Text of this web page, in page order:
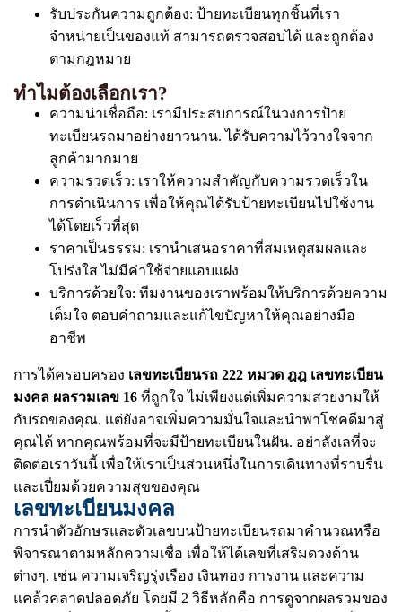
รับประกันความถูกต้อง: ป้ายทะเบียนทุกชิ้นที่เรา
จำหน่ายเป็นของแท้ สามารถตรวจสอบได้ และถูกต้อง
ตามกฎหมาย
ทำไมต้องเลือกเรา?
ความน่าเชื่อถือ: เรามีประสบการณ์ในวงการป้าย
ทะเบียนรถมาอย่างยาวนาน. ได้รับความไว้วางใจจาก
ลูกค้ามากมาย
ความรวดเร็ว: เราให้ความสำคัญกับความรวดเร็วใน
การดำเนินการ เพื่อให้คุณได้รับป้ายทะเบียนไปใช้งาน
ได้โดยเร็วที่สุด
ราคาเป็นธรรม: เรานำเสนอราคาที่สมเหตุสมผลและ
โปร่งใส ไม่มีค่าใช้จ่ายแอบแฝง
บริการด้วยใจ: ทีมงานของเราพร้อมให้บริการด้วยความ
เต็มใจ ตอบคำถามและแก้ไขปัญหาให้คุณอย่างมือ
อาชีพ
การได้ครอบครอง เลขทะเบียนรถ 222 หมวด ฎฎ เลขทะเบียน
มงคล ผลรวมเลข 16 ที่ถูกใจ ไม่เพียงแต่เพิ่มความสวยงามให้
กับรถของคุณ. แต่ยังอาจเพิ่มความมั่นใจและนำพาโชคดีมาสู่
คุณได้ หากคุณพร้อมที่จะมีป้ายทะเบียนในฝัน. อย่าลังเลที่จะ
ติดต่อเราวันนี้ เพื่อให้เราเป็นส่วนหนึ่งในการเดินทางที่ราบรื่น
และเปี่ยมด้วยความสุขของคุณ
เลขทะเบียนมงคล
การนำตัวอักษรและตัวเลขบนป้ายทะเบียนรถมาคำนวณหรือ
พิจารณาตามหลักความเชื่อ เพื่อให้ได้เลขที่เสริมดวงด้าน
ต่างๆ. เช่น ความเจริญรุ่งเรือง เงินทอง การงาน และความ
แคล้วคลาดปลอดภัย โดยมี 2 วิธีหลักคือ การดูจากผลรวมของ